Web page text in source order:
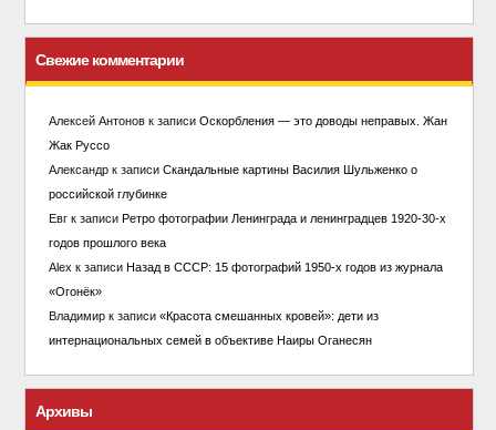
Свежие комментарии
Алексей Антоновк записи Оскорбления — это доводы неправых. Жан
Жак Руссо
Александрк записи Скандальные картины Василия Шульженко о
российской глубинке
Евгк записи Ретро фотографии Ленинграда и ленинградцев 1920-30-х
годов прошлого века
Alex к записи Назад в СССР: 15 фотографий 1950-х годов из журнала
«Огонёк»
Владимирк записи «Красота смешанных кровей»: дети из
интернациональных семей в объективе Наиры Оганесян
Архивы